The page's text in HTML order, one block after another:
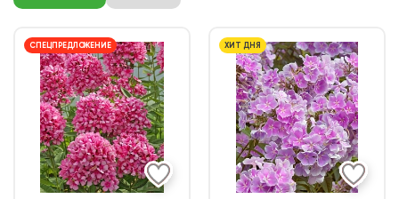
СПЕЦПРЕДЛОЖЕНИЕ ХИТ ДНЯ